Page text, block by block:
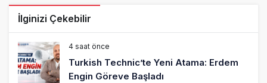
İlginizi Çekebilir
4 saat önce
Turkish Technic’te Yeni Atama: Erdem
Engin Göreve Başladı